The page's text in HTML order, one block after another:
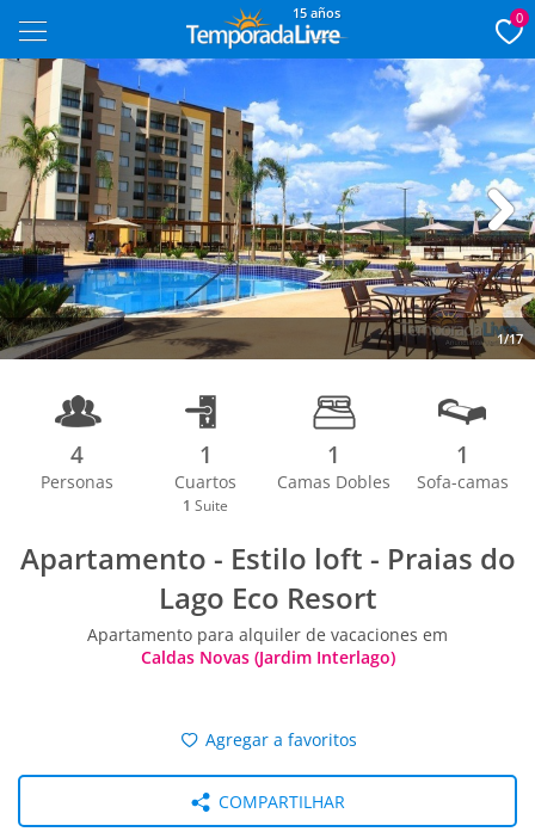
15 años 0
1/17
Next
4
Personas
1
Cuartos
1 Suite
1
Camas Dobles
1
Sofa-camas
Apartamento - Estilo loft - Praias do
Lago Eco Resort
Apartamento para alquiler de vacaciones em
Caldas Novas (Jardim Interlago)
Agregar a favoritos
COMPARTILHAR